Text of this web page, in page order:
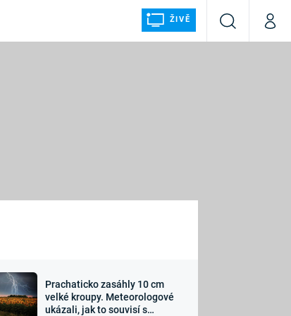
ŽIVĚ
VyhledáváníMůj
Sledujte nás
Prachaticko zasáhly 10 cm
velké kroupy. Meteorologové
ukázali, jak to souvisí s